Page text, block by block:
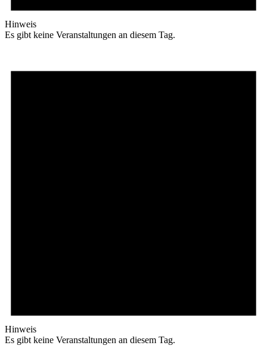
Hinweis
Es gibt keine Veranstaltungen an diesem Tag.
Hinweis
Es gibt keine Veranstaltungen an diesem Tag.